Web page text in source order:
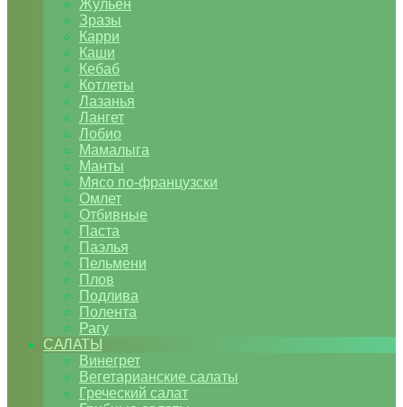
Жульен
Зразы
Карри
Каши
Кебаб
Котлеты
Лазанья
Лангет
Лобио
Мамалыга
Манты
Мясо по-французски
Омлет
Отбивные
Паста
Паэлья
Пельмени
Плов
Подлива
Полента
Рагу
САЛАТЫ
Винегрет
Вегетарианские салаты
Греческий салат